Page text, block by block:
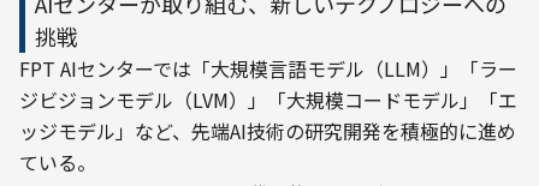
挑戦
FPT AIセンターでは「大規模言語モデル（LLM）」「ラー
ジビジョンモデル（LVM）」「大規模コードモデル」「エ
ッジモデル」など、先端AI技術の研究開発を積極的に進め
ている。